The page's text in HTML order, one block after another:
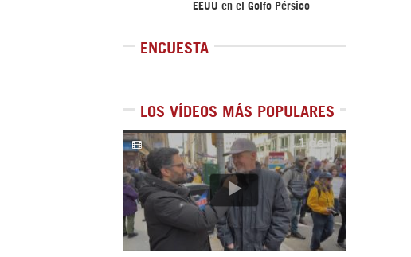
EEUU en el Golfo Pérsico
ENCUESTA
LOS VÍDEOS MÁS POPULARES
1de5